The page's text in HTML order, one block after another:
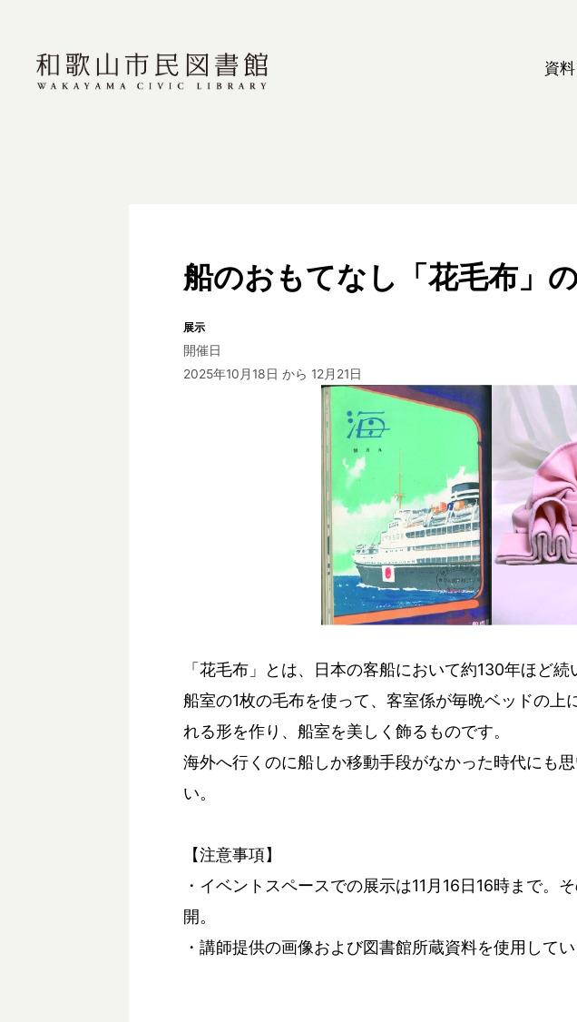
資
船のおもてなし「花毛布」
展示
開催日
2025年10月18日 から 12月21日
「花毛布」とは、日本の客船において約130年ほど続
船室の1枚の毛布を使って、客室係が毎晩ベッドの上
れる形を作り、船室を美しく飾るものです。
海外へ行くのに船しか移動手段がなかった時代にも
い。
【注意事項】
・イベントスペースでの展示は11月16日16時まで。
開。
・講師提供の画像および図書館所蔵資料を使用してい